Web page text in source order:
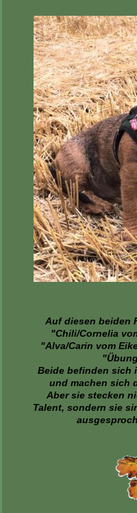
Auf diesen beiden
"Chili/Cornelia
"Alva/Carin vom
Beide befinden sich
und machen sich
Aber sie stecken
Talent, sondern sie